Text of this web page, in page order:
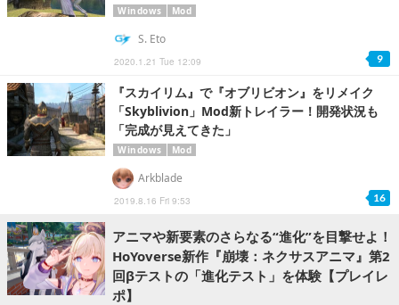
Windows Mod
2020.1.21 Tue 12:09
S. Eto
9
『スカイリム』で『オブリビオン』をリメイク
「Skyblivion」Mod新トレイラー！開発状況も
「完成が見えてきた」
Windows Mod
2019.8.16 Fri 9:53
Arkblade
16
アニマや新要素のさらなる“進化”を目撃せよ！
HoYoverse新作『崩壊：ネクサスアニマ』第2
回βテストの「進化テスト」を体験【プレイレ
ポ】